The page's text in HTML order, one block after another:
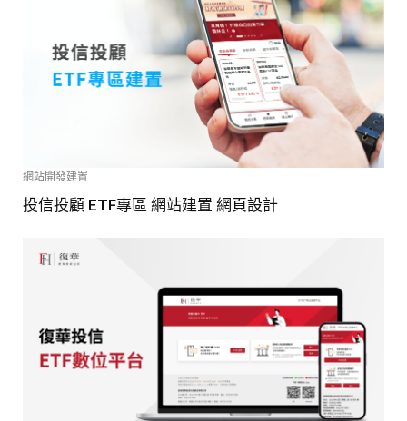
網站開發建置
投信投顧 ETF專區 網站建置 網頁設計